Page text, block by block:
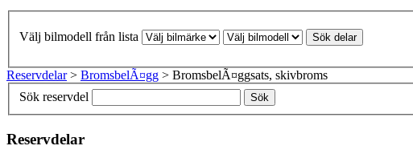
Välj bilmodell från lista Sök delar
Reservdelar> BromsbelÃ¤gg > BromsbelÃ¤ggsats, skivbroms
Sök reservdel
Sök
Reservdelar